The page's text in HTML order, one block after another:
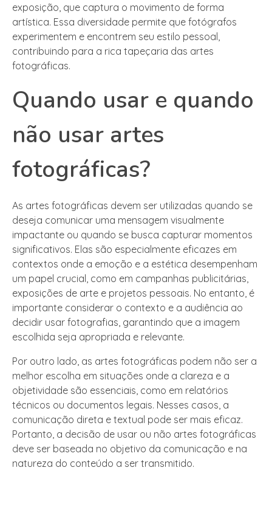
exposição, que captura o movimento de forma
artística. Essa diversidade permite que fotógrafos
experimentem e encontrem seu estilo pessoal,
contribuindo para a rica tapeçaria das artes
fotográficas.
Quando usar e quando
não usar artes
fotográficas?
As artes fotográficas devem ser utilizadas quando se
deseja comunicar uma mensagem visualmente
impactante ou quando se busca capturar momentos
significativos. Elas são especialmente eficazes em
contextos onde a emoção e a estética desempenham
um papel crucial, como em campanhas publicitárias,
exposições de arte e projetos pessoais. No entanto, é
importante considerar o contexto e a audiência ao
decidir usar fotografias, garantindo que a imagem
escolhida seja apropriada e relevante.
Por outro lado, as artes fotográficas podem não ser a
melhor escolha em situações onde a clareza e a
objetividade são essenciais, como em relatórios
técnicos ou documentos legais. Nesses casos, a
comunicação direta e textual pode ser mais eficaz.
Portanto, a decisão de usar ou não artes fotográficas
deve ser baseada no objetivo da comunicação e na
natureza do conteúdo a ser transmitido.